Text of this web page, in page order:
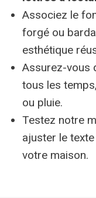
Associez le
forgé ou
esthétique
Assurez-vous
tous les
ou pluie.
Testez notre
ajuster le
votre maison.